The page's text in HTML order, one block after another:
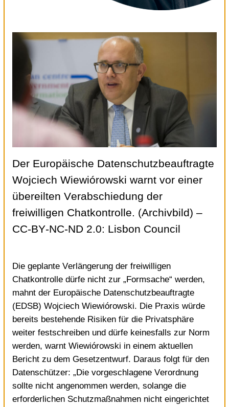
Der Europäische Datenschutzbeauftragte
Wojciech Wiewiórowski warnt vor einer
übereilten Verabschiedung der
freiwilligen Chatkontrolle. (Archivbild) –
CC-BY-NC-ND 2.0: Lisbon Council
Die geplante Verlängerung der freiwilligen
Chatkontrolle dürfe nicht zur „Formsache“ werden,
mahnt der Europäische Datenschutzbeauftragte
(EDSB) Wojciech Wiewiórowski. Die Praxis würde
bereits bestehende Risiken für die Privatsphäre
weiter festschreiben und dürfe keinesfalls zur Norm
werden, warnt Wiewiórowski in einem aktuellen
Bericht zu dem Gesetzentwurf. Daraus folgt für den
Datenschützer: „Die vorgeschlagene Verordnung
sollte nicht angenommen werden, solange die
erforderlichen Schutzmaßnahmen nicht eingerichtet